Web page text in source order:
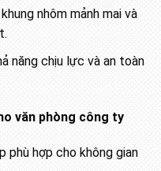
nhôm mảnh mai và
năng chịu lực và an toàn
văn phòng công ty
phù hợp cho không gian